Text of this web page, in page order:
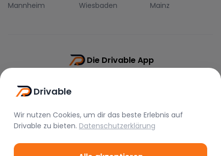
Mannheim
Wiesbaden Mainz
Die Drivable App
Drivable
Wir nutzen Cookies, um dir das beste Erlebnis auf
Drivable zu bieten. Datenschutzerklärung